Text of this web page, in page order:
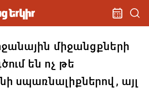
միջանցքների
են ոչ թե
սպառնալիքներով, այլ